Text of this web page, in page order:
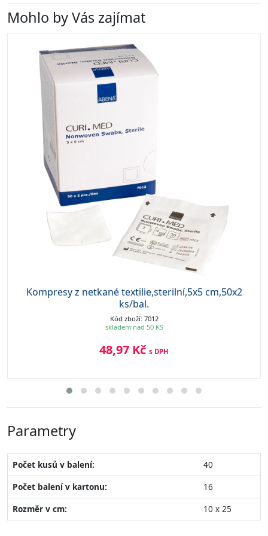
Mohlo by Vás zajímat
Kompresy z netkané textilie,sterilní,5x5 cm,50x2
ks/bal.
Kód zboží: 7012
skladem nad 50 KS
48,97 Kč s DPH
Parametry
Počet kusů v balení:
40
Počet balení v kartonu:
16
Rozměr v cm:
10 x 25